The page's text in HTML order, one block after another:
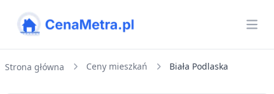
CenaMetra
Strona główna Ceny mieszkań Biała Podlaska